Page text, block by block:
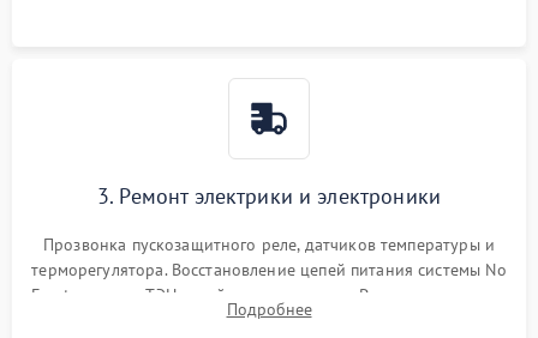
3. Ремонт электрики и электроники
Прозвонка пускозащитного реле, датчиков температуры и
терморегулятора. Восстановление цепей питания системы No
Frost, включая ТЭН оттайки и вентилятор. Ремонт или замена
платы управления при сбоях алгоритмов.
Подробнее